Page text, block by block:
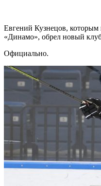
Евгений Кузнецов, которым
«Динамо», обрел новый
Официально.